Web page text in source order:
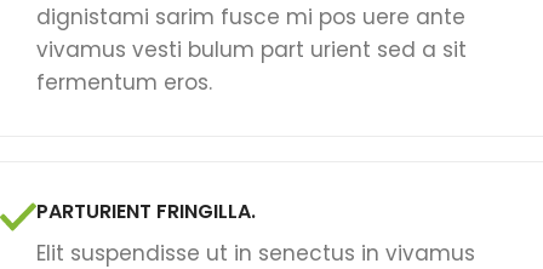
dignistami sarim fusce mi pos uere ante
vivamus vesti bulum part urient sed a sit
fermentum eros.
PARTURIENT FRINGILLA.
Elit suspendisse ut in senectus in vivamus